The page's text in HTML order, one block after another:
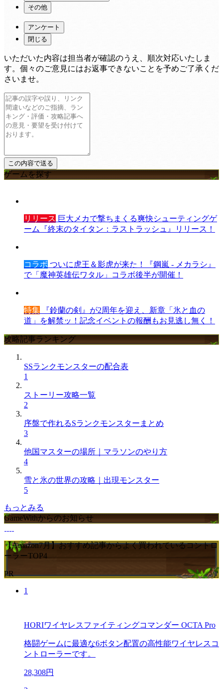
その他
アンケート
閉じる
いただいた内容は担当者が確認のうえ、順次対応いたしま
す。個々のご意見にはお返事できないことを予めご了承くだ
さいませ。
ゲームを探す
リリース 巨大メカで撃ちまくる爽快シューティングゲ
ーム『終末のタイタン：ラストラッシュ』リリース！
コラボ ついに虎王＆影虎が来た！『鋼嵐 - メカラシ』
で「魔神英雄伝ワタル」コラボ後半が開催！
特集 『鈴蘭の剣』が2周年を迎え、新章「氷と血の
道」を解禁ッ！記念イベントの報酬もお見逃し無く！
攻略記事ランキング
SSランクモンスターの配合表
1
ストーリー攻略一覧
2
序盤で作れるSランクモンスターまとめ
3
他国マスターの場所｜マラソンのやり方
4
雪と氷の世界の攻略｜出現モンスター
5
もっとみる
GameWithからのお知らせ
【Amazon7月】おすすめ記事からよく買われているコントロ
ーラーTOP4
PR
1
HORIワイヤレスファイティングコマンダー OCTA Pro
格闘ゲームに最適な6ボタン配置の高性能ワイヤレスコ
ントローラーです。
28,308円